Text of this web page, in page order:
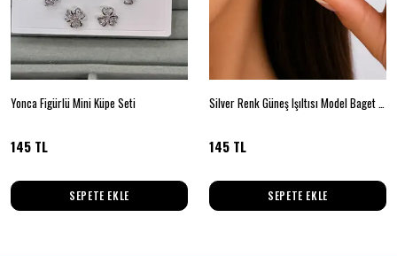
Yonca Figürlü Mini Küpe Seti
145 TL
SEPETE EKLE
Silver Renk Güneş Işıltısı Model Baget Taşlı Kadın Küpe
145 TL
SEPETE EKLE